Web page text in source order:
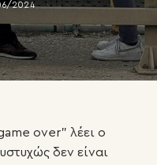
2024
over” λέει ο
δεν είναι